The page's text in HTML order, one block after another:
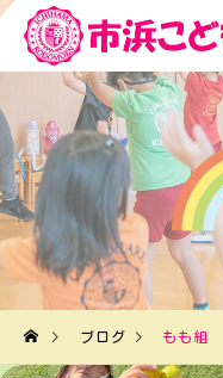
ブログ もも組